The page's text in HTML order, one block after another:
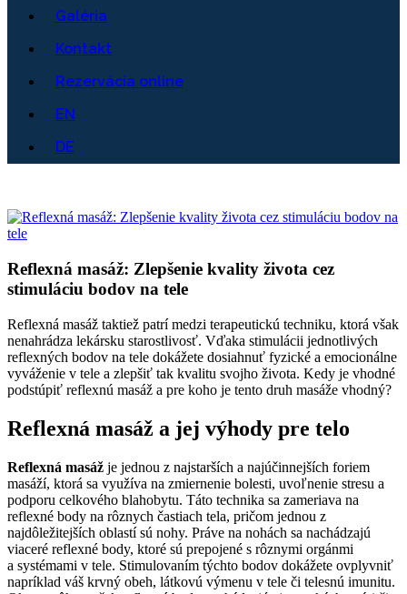
Galéria
Kontakt
Rezervácia online
EN
DE
Reflexná masáž: Zlepšenie kvality života cez
stimuláciu bodov na tele
Reflexná masáž taktiež patrí medzi terapeutickú techniku, ktorá však
nenahrádza lekársku starostlivosť. Vďaka stimulácii jednotlivých
reflexných bodov na tele dokážete dosiahnuť fyzické a emocionálne
vyváženie v tele a zlepšiť tak kvalitu svojho života. Kedy je vhodné
podstúpiť reflexnú masáž a pre koho je tento druh masáže vhodný?
Reflexná masáž a jej výhody pre telo
Reflexná masáž je jednou z najstarších a najúčinnejších foriem
masáží, ktorá sa využíva na zmiernenie bolesti, uvoľnenie stresu a
podporu celkového blahobytu. Táto technika sa zameriava na
reflexné body na rôznych častiach tela, pričom jednou z
najdôležitejších oblastí sú nohy. Práve na nohách sa nachádzajú
viaceré reflexné body, ktoré sú prepojené s rôznymi orgánmi
a systémami v tele. Stimulovaním týchto bodov dokážete ovplyvniť
napríklad váš krvný obeh, látkovú výmenu v tele či telesnú imunitu.